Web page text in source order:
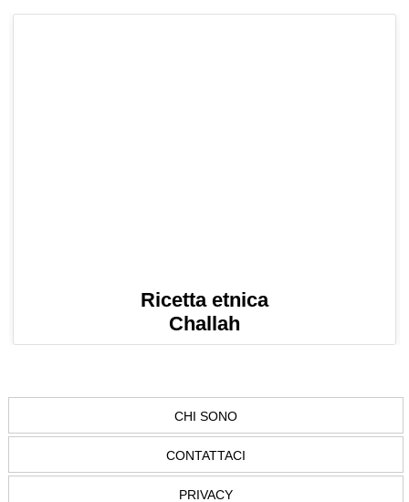
Ricetta etnica
Challah
CHI SONO
CONTATTACI
PRIVACY